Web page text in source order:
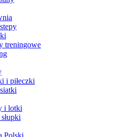
treningowe
i piłeczki
i lotki
Polski